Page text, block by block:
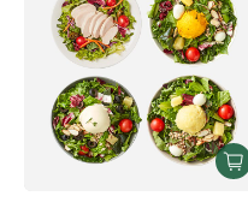
구